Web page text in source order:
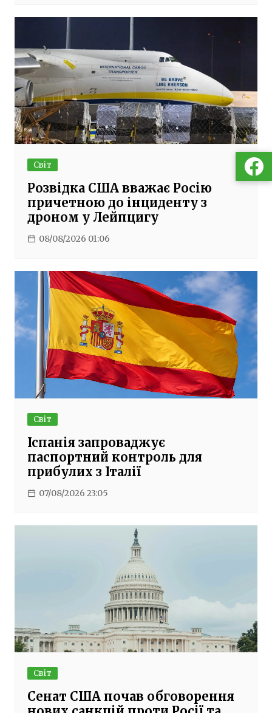
Світ
Розвідка США вважає Росію
причетною до інциденту з
дроном у Лейпцигу
08/08/2026 01:06
Світ
Іспанія запроваджує
паспортний контроль для
прибулих з Італії
07/08/2026 23:05
Світ
Сенат США почав обговорення